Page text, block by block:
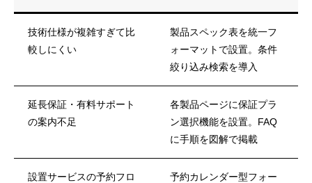
技術仕様が複雑すぎて比
較しにくい
製品スペック表を統一フ
ォーマットで設置。条件
絞り込み検索を導入
延長保証・有料サポート
の案内不足
各製品ページに保証プラ
ン選択機能を設置。FAQ
に手順を図解で掲載
設置サービスの予約フロ
予約カレンダー型フォー